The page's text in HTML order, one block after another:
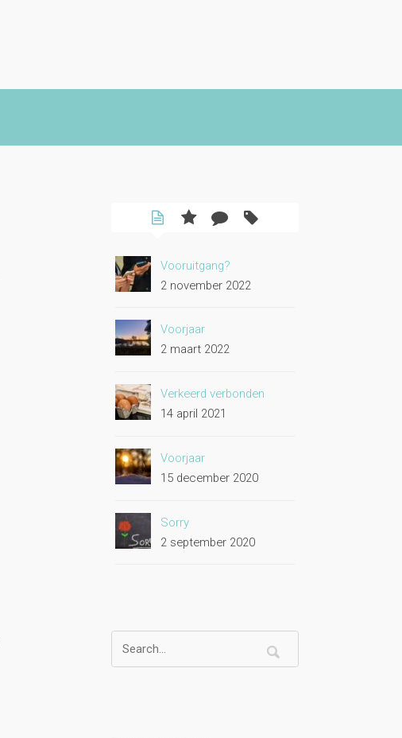
Vooruitgang?
2 november 2022
Voorjaar
2 maart 2022
Verkeerd verbonden
14 april 2021
Voorjaar
15 december 2020
Sorry
2 september 2020